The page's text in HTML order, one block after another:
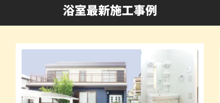
浴室最新施工事例